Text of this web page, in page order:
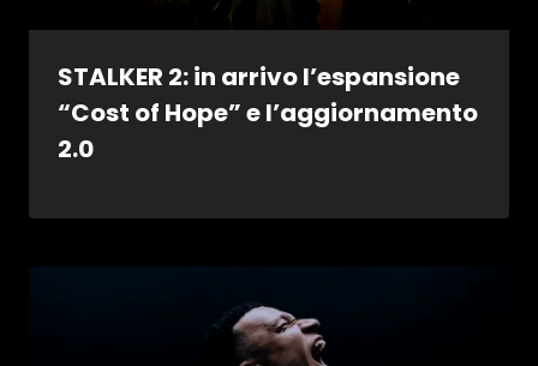
STALKER 2: in arrivo l’espansione
“Cost of Hope” e l’aggiornamento
2.0